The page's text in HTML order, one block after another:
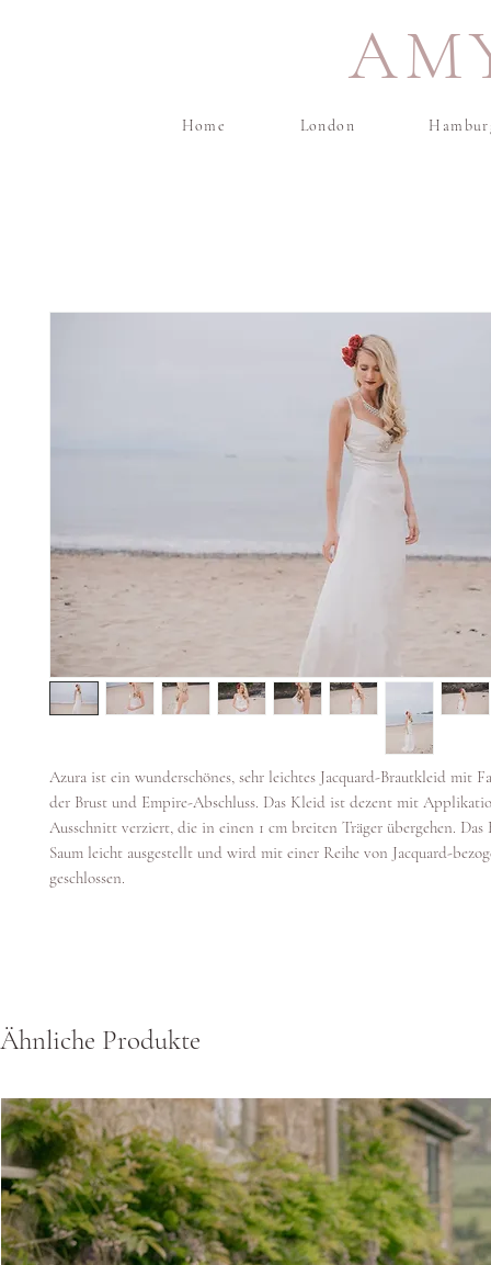
Home London
Azura ist ein wunderschönes, sehr leichtes Jacquard-Brautkleid mit
der Brust und Empire-Abschluss. Das Kleid ist dezent mit
Ausschnitt verziert, die in einen 1 cm breiten Träger übergehen.
Saum leicht ausgestellt und wird mit einer Reihe von Jacquard-
geschlossen.
Ähnliche Produkte